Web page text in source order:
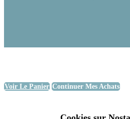
Voir Le Panier Continuer Mes Achats